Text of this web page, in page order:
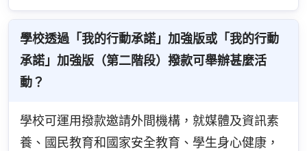
學校透過「我的行動承諾」加強版或「我的行動
承諾」加強版（第二階段）撥款可舉辦甚麼活
動？
學校可運用撥款邀請外間機構，就媒體及資訊素
養、國民教育和國家安全教育、學生身心健康，